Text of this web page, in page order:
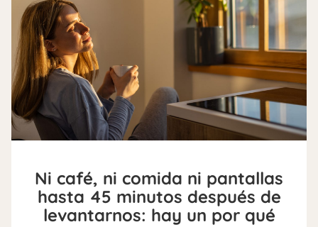
Ni café, ni comida ni pantallas
hasta 45 minutos después de
levantarnos: hay un por qué